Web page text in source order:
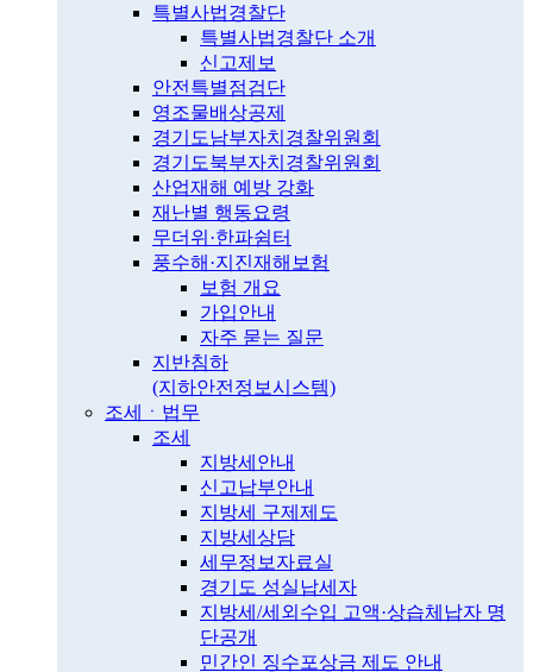
특별사법경찰단
특별사법경찰단 소개
신고제보
안전특별점검단
영조물배상공제
경기도남부자치경찰위원회
경기도북부자치경찰위원회
산업재해 예방 강화
재난별 행동요령
무더위·한파쉼터
풍수해·지진재해보험
보험 개요
가입안내
자주 묻는 질문
지반침하
(지하안전정보시스템)
조세ㆍ법무
조세
지방세안내
신고납부안내
지방세 구제제도
지방세상담
세무정보자료실
경기도 성실납세자
지방세/세외수입 고액·상습체납자 명
단공개
민간인 징수포상금 제도 안내